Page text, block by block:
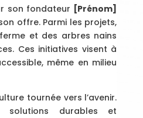
son fondateur [Prénom]
offre. Parmi les projets,
et des arbres nains
Ces initiatives visent à
même en milieu
tournée vers l’avenir.
solutions durables et